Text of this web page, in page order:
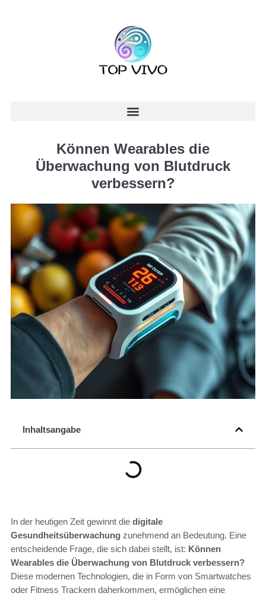
Können Wearables die
Überwachung von Blutdruck
verbessern?
Inhaltsangabe
In der heutigen Zeit gewinnt die digitale
Gesundheitsüberwachung zunehmend an Bedeutung. Eine
entscheidende Frage, die sich dabei stellt, ist: Können
Wearables die Überwachung von Blutdruck verbessern?
Diese modernen Technologien, die in Form von Smartwatches
oder Fitness Trackern daherkommen, ermöglichen eine